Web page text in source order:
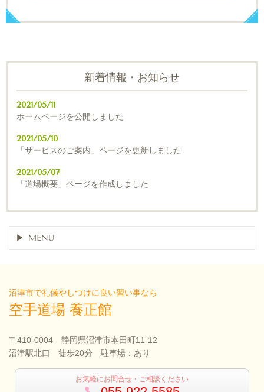
新着情報・お知らせ
2021/05/11
ホームページを公開しました
2021/05/10
「サービスのご案内」ページを更新しました
2021/05/07
「道場概要」ページを作成しました
MENU
沼津市で礼儀やしつけに良い習い事なら
空手道場 養正館
〒410-0004 静岡県沼津市本田町11-12
沼津駅北口 徒歩20分 駐車場：あり
お気軽にお問合せ・ご相談ください